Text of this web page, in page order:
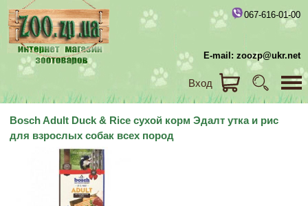
067-616-01-00
E-mail: zoozp@ukr.net
Вход
Bosch Adult Duck & Rice сухой корм Эдалт утка и рис
для взрослых собак всех пород